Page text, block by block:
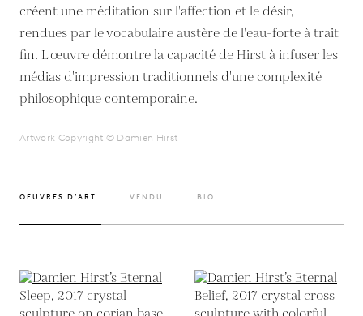
créent une méditation sur l'affection et le désir,
rendues par le vocabulaire austère de l'eau-forte à trait
fin. L'œuvre démontre la capacité de Hirst à infuser les
médias d'impression traditionnels d'une complexité
philosophique contemporaine.
Artwork Copyright © Damien Hirst
OEUVRES D’ART VENDU BIO